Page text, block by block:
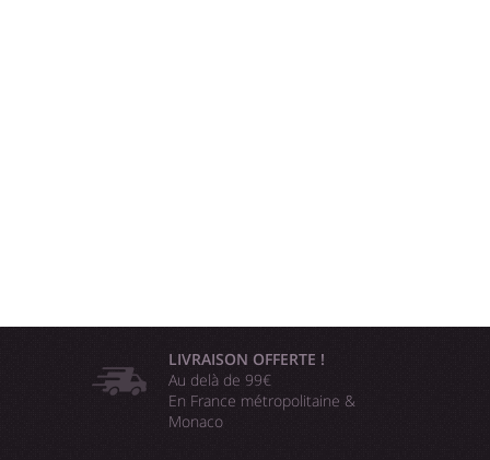
LIVRAISON OFFERTE !
Au delà de 99€
En France métropolitaine &
Monaco